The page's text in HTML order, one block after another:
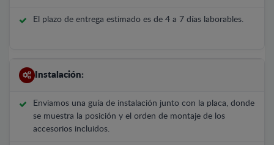
El plazo de entrega estimado es de 4 a 7 días laborables.
Instalación:
Enviamos una guía de instalación junto con la placa, donde
se muestra la posición y el orden de montaje de los
accesorios incluidos.